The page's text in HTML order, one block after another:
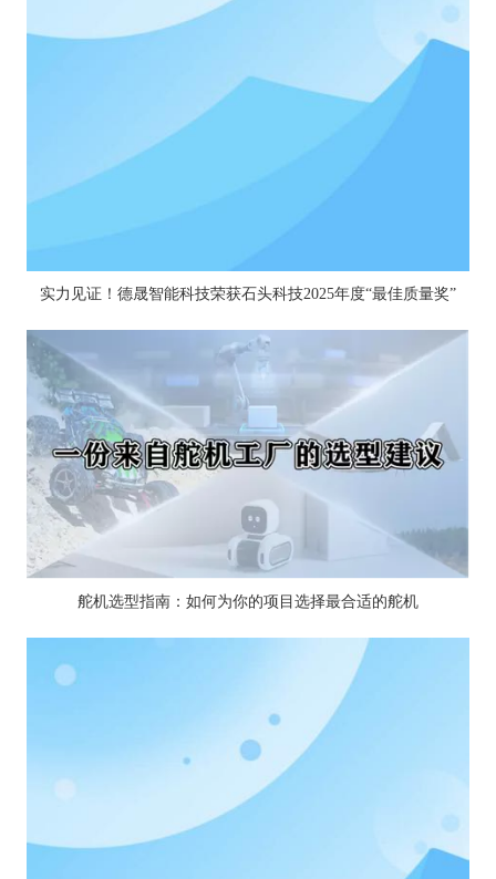
实力见证！德晟智能科技荣获石头科技2025年度“最佳质量奖”
舵机选型指南：如何为你的项目选择最合适的舵机